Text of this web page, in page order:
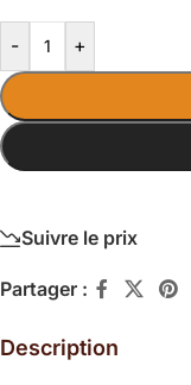
- +
Suivre le prix
Partager :
Description